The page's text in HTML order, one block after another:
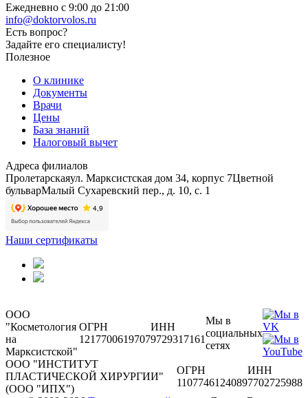
Ежедневно с 9:00 до 21:00
info@doktorvolos.ru
Есть вопрос?
Задайте его специалисту!
Полезное
О клинике
Документы
Врачи
Цены
База знаний
Налоговый вычет
Адреса филиалов
Пролетарскаяул. Марксистская дом 34, корпус 7Цветной
бульварМалый Сухаревский пер., д. 10, с. 1
Наши сертификаты
ООО
"Косметология
на
Марксистской"
ОГРН
1217700619707
ИНН
9729317161
Мы в
социальных
сетях
ООО "ИНСТИТУТ
ПЛАСТИЧЕСКОЙ ХИРУРГИИ"
(ООО "ИПХ")
ОГРН
1107746124089
ИНН
7702725988